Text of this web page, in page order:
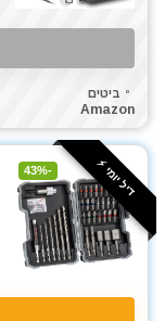
ביטים
Amazon
דיל יומי ⚡️ -43%